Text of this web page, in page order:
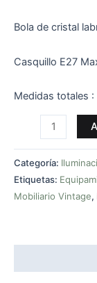
Bola de cristal
Casquillo E27
Medidas totales
Categoría:
Etiquetas:
Mobiliario Vintage,